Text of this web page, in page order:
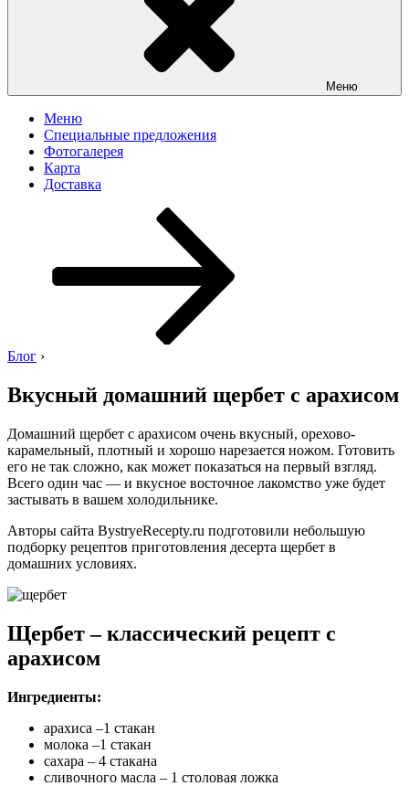
Меню
Меню
Специальные предложения
Фотогалерея
Карта
Доставка
Блог ›
Вкусный домашний щербет с арахисом
Домашний щербет с арахисом очень вкусный, орехово-
карамельный, плотный и хорошо нарезается ножом. Готовить
его не так сложно, как может показаться на первый взгляд.
Всего один час — и вкусное восточное лакомство уже будет
застывать в вашем холодильнике.
Авторы сайта BystryeRecepty.ru подготовили небольшую
подборку рецептов приготовления десерта щербет в
домашних условиях.
Щербет – классический рецепт с
арахисом
Ингредиенты:
арахиса –1 стакан
молока –1 стакан
сахара – 4 стакана
сливочного масла – 1 столовая ложка